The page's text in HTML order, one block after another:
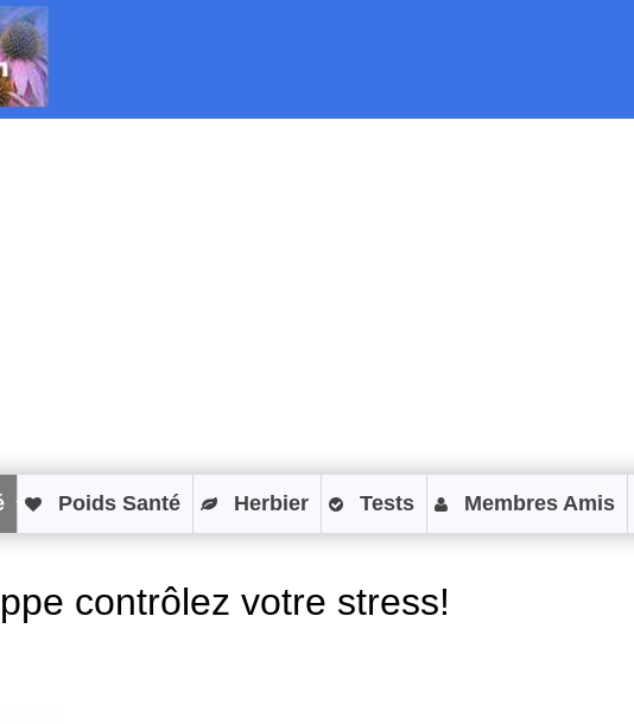
Poids Santé Herbier Tests Membres Amis
contrôlez votre stress!